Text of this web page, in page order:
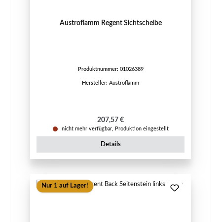
Austroflamm Regent Sichtscheibe
Produktnummer: 01026389
Hersteller: Austroflamm
Regulärer Preis:
207,57 €
nicht mehr verfügbar, Produktion eingestellt
Details
Nur 1 auf Lager!